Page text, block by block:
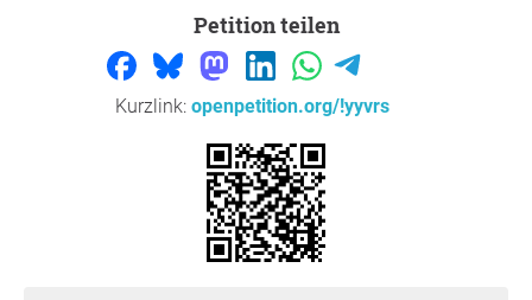
Eine Initiative der Piratenpartei Österreich
https://www.facebook.com/pages/K%C3%BCrzt-die-
Parteienf%C3%B6rderung/143858612421307
.: Sehr geehrte Damen und Herren,
Lassen Sie sich dass nicht gefallen! Lassen Sie sich nicht
gefallen dass so manch einer drei Jobs haben muss um
Petition teilen
Kurzlink: openpetition.org/!yyvrs